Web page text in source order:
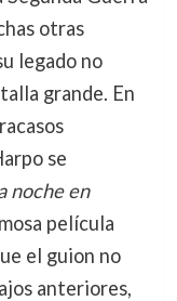
otras
legado no
grande. En
se
noche en
película
el guion no
anteriores,